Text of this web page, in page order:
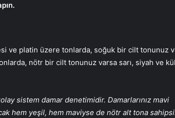
ve platin üzere tonlarda, soğuk bir cilt tonunuz
nötr bir cilt tonunuz varsa sarı, siyah ve
sistem damar denetimidir. Damarlarınız mavi
hem yeşil, hem maviyse de nötr alt tona